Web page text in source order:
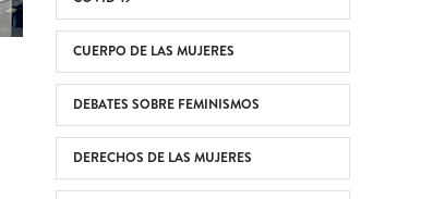
CUERPO DE LAS MUJERES
DEBATES SOBRE FEMINISMOS
DERECHOS DE LAS MUJERES